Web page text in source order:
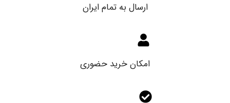
ارسال به تمام ایران
امکان خرید حضوری